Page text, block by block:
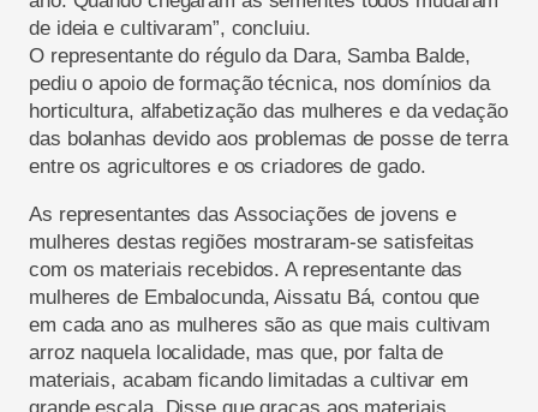
de ideia e cultivaram”, concluiu.
O representante do régulo da Dara, Samba Balde,
pediu o apoio de formação técnica, nos domínios da
horticultura, alfabetização das mulheres e da vedação
das bolanhas devido aos problemas de posse de terra
entre os agricultores e os criadores de gado.
As representantes das Associações de jovens e
mulheres destas regiões mostraram-se satisfeitas
com os materiais recebidos. A representante das
mulheres de Embalocunda, Aissatu Bá, contou que
em cada ano as mulheres são as que mais cultivam
arroz naquela localidade, mas que, por falta de
materiais, acabam ficando limitadas a cultivar em